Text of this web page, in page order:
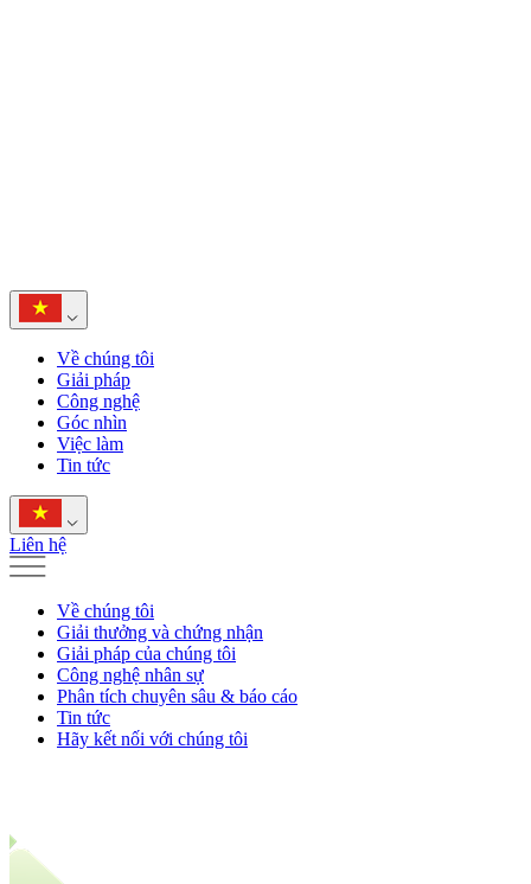
Về chúng tôi
Giải pháp
Công nghệ
Góc nhìn
Việc làm
Tin tức
Liên hệ
Về chúng tôi
Giải thưởng và chứng nhận
Giải pháp của chúng tôi
Công nghệ nhân sự
Phân tích chuyên sâu & báo cáo
Tin tức
Hãy kết nối với chúng tôi